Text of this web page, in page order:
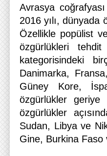
Avrasya
2016 yılı,
Özellikle popülist
özgürlükleri
kategorisindeki
Danimarka,
Güney Kore,
özgürlükler geriye
özgürlükler
Sudan, Libya ve
Gine, Burkina